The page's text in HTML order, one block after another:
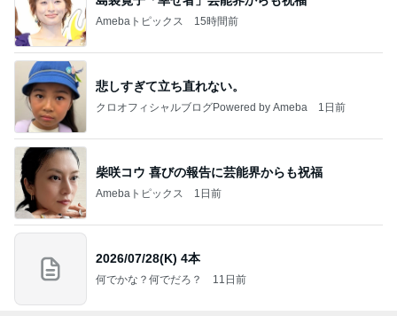
Amebaトピックス 15時間前
悲しすぎて立ち直れない。
クロオフィシャルブログPowered by Ameba 1日前
柴咲コウ 喜びの報告に芸能界からも祝福
Amebaトピックス 1日前
2026/07/28(K) 4本
何でかな？何でだろ？ 11日前